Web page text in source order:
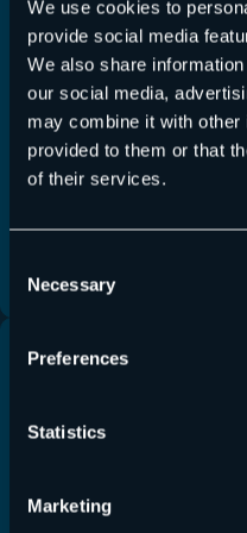
We use cookies to
provide social media
We also share
our social media,
may combine it with other
provided to them or that
of their services.
Selection
Necessary
Preferences
Statistics
Marketing
Threat Reports
Monthly Threat
El Monthly Threat
un análisis periódico de
Seguir leyendo